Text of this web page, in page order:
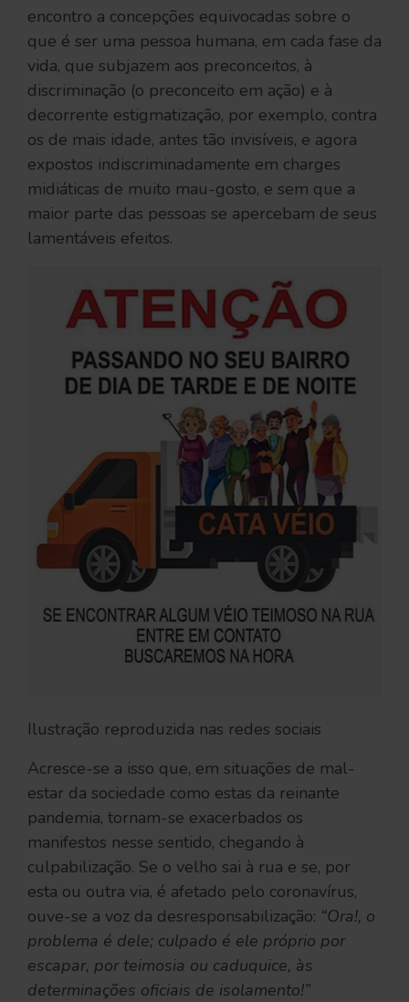
encontro a concepções equivocadas sobre o
que é ser uma pessoa humana, em cada fase da
vida, que subjazem aos preconceitos, à
discriminação (o preconceito em ação) e à
decorrente estigmatização, por exemplo, contra
os de mais idade, antes tão invisíveis, e agora
expostos indiscriminadamente em charges
midiáticas de muito mau-gosto, e sem que a
maior parte das pessoas se apercebam de seus
lamentáveis efeitos.
Ilustração reproduzida nas redes sociais
Acresce-se a isso que, em situações de mal-
estar da sociedade como estas da reinante
pandemia, tornam-se exacerbados os
manifestos nesse sentido, chegando à
culpabilização. Se o velho sai à rua e se, por
esta ou outra via, é afetado pelo coronavírus,
ouve-se a voz da desresponsabilização: “Ora!, o
problema é dele; culpado é ele próprio por
escapar, por teimosia ou caduquice, às
determinações oficiais de isolamento!”